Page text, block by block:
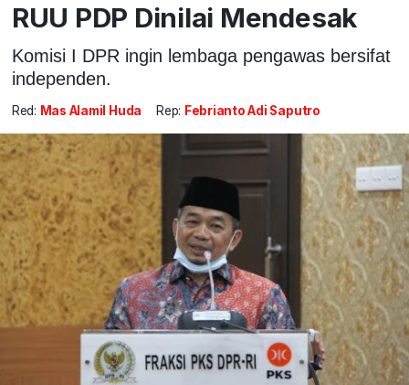
RUU PDP Dinilai Mendesak
Komisi I DPR ingin lembaga pengawas bersifat
independen.
Red: Mas Alamil Huda Rep: Febrianto Adi Saputro